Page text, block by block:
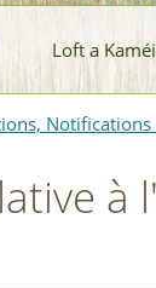
Loft a
Notifications
à